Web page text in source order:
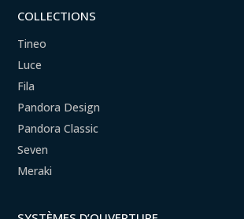
COLLECTIONS
Tineo
Luce
Fila
Pandora Design
Pandora Classic
Seven
Meraki